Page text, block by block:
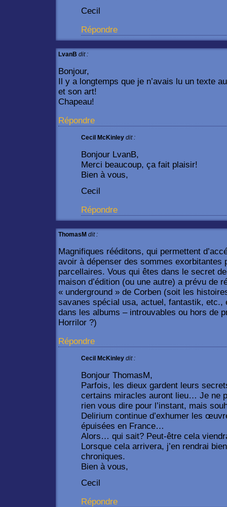
Cecil
Répondre
LvanB dit :
Bonjour,
Il y a longtemps que je n’avais lu un texte
et son art!
Chapeau!
Répondre
Cecil McKinley dit :
Bonjour LvanB,
Merci beaucoup, ça fait plaisir!
Bien à vous,
Cecil
Répondre
ThomasM dit :
Magnifiques rééditons, qui permettent
avoir à dépenser des sommes exorbitantes
parcellaires. Vous qui êtes dans le secret
maison d’édition (ou une autre) a prévu de
« underground » de Corben (soit les
savanes spécial usa, actuel, fantastik, etc.,
dans les albums – introuvables ou hors de
Horrilor ?)
Répondre
Cecil McKinley dit :
Bonjour ThomasM,
Parfois, les dieux gardent leurs
certains miracles auront lieu… Je ne
rien vous dire pour l’instant, mais
Delirium continue d’exhumer les
épuisées en France…
Alors… qui sait? Peut-être cela
Lorsque cela arrivera, j’en rendrai
chroniques.
Bien à vous,
Cecil
Répondre